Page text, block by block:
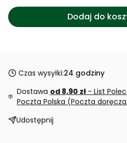
Dodaj do
Czas wysyłki:24 godziny
Dostawa od 8,90 zł - List
Poczta Polska (Poczta
Udostępnij